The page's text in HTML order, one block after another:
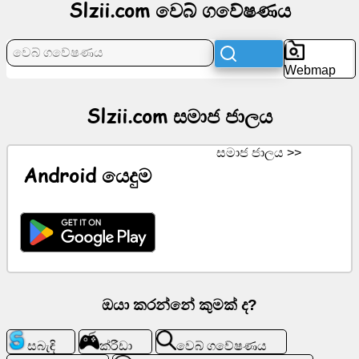
පුවත්
විකි
සම්බන්ධතා
Slzii.com වෙබ් ගවේෂණය
Webmap
Slzii.com සමාජ ජාලය
Android යෙදුම
සමාජ ජාලය >>
ඔයා කරන්නේ කුමක් ද?
සබැඳි ක්රීඩා
වෙබ් ගවේෂණය